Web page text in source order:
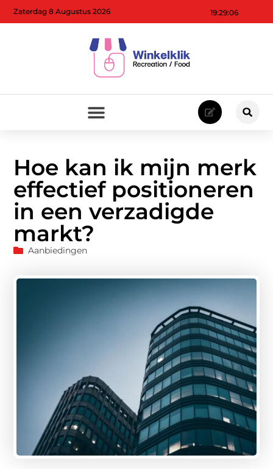
19:29:08
Zaterdag 8 Augustus 2026
Hoe kan ik mijn merk
effectief positioneren
in een verzadigde
markt?
Aanbiedingen